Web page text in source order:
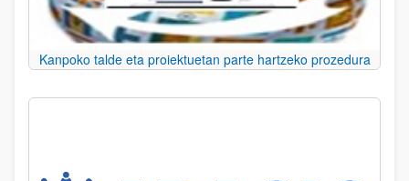
Kanpoko talde eta proiektuetan parte hartzeko prozedura